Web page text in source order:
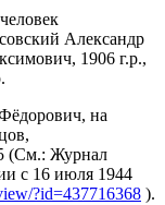
Александр
1906 г.р.,
на
(См.: Журнал
с 16 июля 1944
?id=437716368 ).